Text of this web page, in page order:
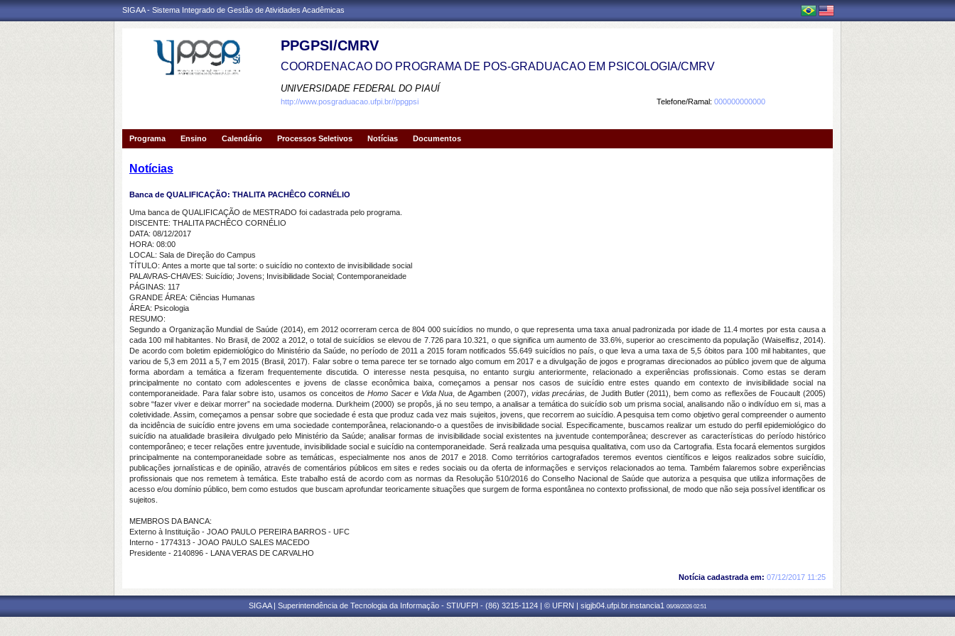
SIGAA - Sistema Integrado de Gestão de Atividades Acadêmicas
PPGPSI/CMRV
COORDENACAO DO PROGRAMA DE POS-GRADUACAO EM PSICOLOGIA/CMRV
UNIVERSIDADE FEDERAL DO PIAUÍ
Telefone/Ramal: 000000000000
http://www.posgraduacao.ufpi.br//ppgpsi
Programa Ensino Calendário Processos Seletivos Notícias Documentos
Notícias
Banca de QUALIFICAÇÃO: THALITA PACHÊCO CORNÉLIO
Uma banca de QUALIFICAÇÃO de MESTRADO foi cadastrada pelo programa.
DISCENTE: THALITA PACHÊCO CORNÉLIO
DATA: 08/12/2017
HORA: 08:00
LOCAL: Sala de Direção do Campus
TÍTULO: Antes a morte que tal sorte: o suicídio no contexto de invisibilidade social
PALAVRAS-CHAVES: Suicídio; Jovens; Invisibilidade Social; Contemporaneidade
PÁGINAS: 117
GRANDE ÁREA: Ciências Humanas
ÁREA: Psicologia
RESUMO:
Segundo a Organização Mundial de Saúde (2014), em 2012 ocorreram cerca de 804 000 suicídios no mundo, o que representa uma taxa anual padronizada por idade de 11.4 mortes por esta causa a
cada 100 mil habitantes. No Brasil, de 2002 a 2012, o total de suicídios se elevou de 7.726 para 10.321, o que significa um aumento de 33.6%, superior ao crescimento da população (Waiselfisz, 2014).
De acordo com boletim epidemiológico do Ministério da Saúde, no período de 2011 a 2015 foram notificados 55.649 suicídios no país, o que leva a uma taxa de 5,5 óbitos para 100 mil habitantes, que
variou de 5,3 em 2011 a 5,7 em 2015 (Brasil, 2017). Falar sobre o tema parece ter se tornado algo comum em 2017 e a divulgação de jogos e programas direcionados ao público jovem que de alguma
forma abordam a temática a fizeram frequentemente discutida. O interesse nesta pesquisa, no entanto surgiu anteriormente, relacionado a experiências profissionais. Como estas se deram
principalmente no contato com adolescentes e jovens de classe econômica baixa, começamos a pensar nos casos de suicídio entre estes quando em contexto de invisibilidade social na
contemporaneidade. Para falar sobre isto, usamos os conceitos deHomo Sacer e Vida Nua , de Agamben (2007), vidas precárias,de Judith Butler (2011), bem como as reflexões de Foucault (2005)
sobre “fazer viver e deixar morrer” na sociedade moderna. Durkheim (2000) se propôs, já no seu tempo, a analisar a temática do suicídio sob um prisma social, analisando não o indivíduo em si, mas a
coletividade. Assim, começamos a pensar sobre que sociedade é esta que produz cada vez mais sujeitos, jovens, que recorrem ao suicídio. A pesquisa tem como objetivo geral compreender o aumento
da incidência de suicídio entre jovens em uma sociedade contemporânea, relacionando-o a questões de invisibilidade social. Especificamente, buscamos realizar um estudo do perfil epidemiológico do
suicídio na atualidade brasileira divulgado pelo Ministério da Saúde; analisar formas de invisibilidade social existentes na juventude contemporânea; descrever as características do período histórico
contemporâneo; e tecer relações entre juventude, invisibilidade social e suicídio na contemporaneidade. Será realizada uma pesquisa qualitativa, com uso da Cartografia. Esta focará elementos surgidos
principalmente na contemporaneidade sobre as temáticas, especialmente nos anos de 2017 e 2018. Como territórios cartografados teremos eventos científicos e leigos realizados sobre suicídio,
publicações jornalísticas e de opinião, através de comentários públicos em sites e redes sociais ou da oferta de informações e serviços relacionados ao tema. Também falaremos sobre experiências
profissionais que nos remetem à temática. Este trabalho está de acordo com as normas da Resolução 510/2016 do Conselho Nacional de Saúde que autoriza a pesquisa que utiliza informações de
acesso e/ou domínio público, bem como estudos que buscam aprofundar teoricamente situações que surgem de forma espontânea no contexto profissional, de modo que não seja possível identificar os
sujeitos.
MEMBROS DA BANCA:
Externo à Instituição - JOAO PAULO PEREIRA BARROS - UFC
Interno - 1774313 - JOAO PAULO SALES MACEDO
Presidente - 2140896 - LANA VERAS DE CARVALHO
Notícia cadastrada em: 07/12/2017 11:25
SIGAA | Superintendência de Tecnologia da Informação - STI/UFPI - (86) 3215-1124 | © UFRN | sigjb04.ufpi.br.instancia1 06/08/2026 02:51